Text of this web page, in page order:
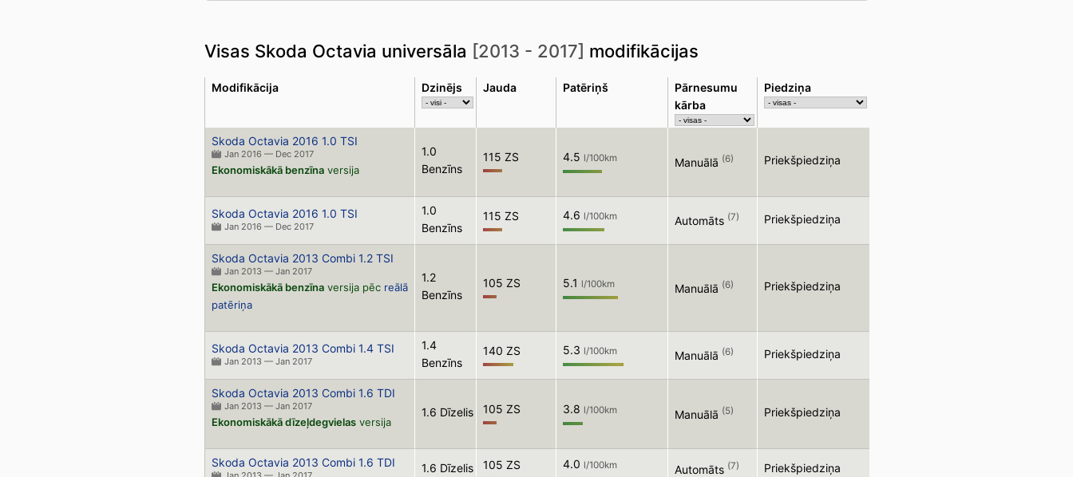
Visas Skoda Octavia universāla [2013 - 2017] modifikācijas
Modifikācija Dzinējs Jauda Patēriņš
Pārnesumu
kārba
Piedziņa
Skoda Octavia 2016 1.0 TSI
Jan 2016 — Dec 2017
Ekonomiskākā benzīnaversija
1.0
Benzīns
115 ZS 4.5 l/100km Manuālā (6) Priekšpiedziņa
Skoda Octavia 2016 1.0 TSI
Jan 2016 — Dec 2017
1.0
Benzīns
115 ZS 4.6 l/100km Automāts (7) Priekšpiedziņa
Skoda Octavia 2013 Combi 1.2 TSI
Jan 2013 — Jan 2017
Ekonomiskākā benzīnaversija pēc reālā
patēriņa
1.2
Benzīns
105 ZS 5.1 l/100km Manuālā (6) Priekšpiedziņa
Skoda Octavia 2013 Combi 1.4 TSI
Jan 2013 — Jan 2017
1.4
Benzīns
140 ZS 5.3 l/100km Manuālā (6) Priekšpiedziņa
Skoda Octavia 2013 Combi 1.6 TDI
Jan 2013 — Jan 2017
Ekonomiskākā dīzeļdegvielasversija
1.6 Dīzelis 105 ZS 3.8 l/100km Manuālā (5) Priekšpiedziņa
Skoda Octavia 2013 Combi 1.6 TDI 1.6 Dīzelis 105 ZS 4.0 l/100km Automāts (7) Priekšpiedziņa